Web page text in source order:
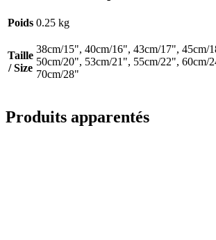
Poids 0.25 kg
Taille
/ Size
38cm/15", 40cm/16", 43cm/17", 45cm/
50cm/20", 53cm/21", 55cm/22", 60cm/
70cm/28"
Produits apparentés